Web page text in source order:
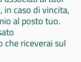
in caso di vincita,
al posto tuo.
che riceverai sul